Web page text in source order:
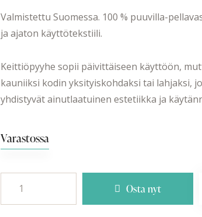
Valmistettu Suomessa. 100 % puuvilla-
ja ajaton käyttötekstiili.
Keittiöpyyhe sopii päivittäiseen käyttöön,
kauniiksi kodin yksityiskohdaksi tai lahjaksi,
yhdistyvät ainutlaatuinen estetiikka ja
Varastossa
Osta nyt